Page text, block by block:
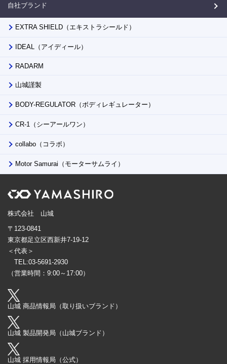
自社ブランド
EXTRA SHIELD（エキストラシールド）
IDEAL（アイディール）
RADARM
山城謹製
BODY-REGULATOR（ボディレギュレーター）
CR-1（シーアールワン）
collabo（コラボ）
Motor Samurai（モーターサムライ）
株式会社 山城
〒123-0841
東京都足立区西新井7-19-12
＜代表＞
TEL:03-5691-2930
（営業時間：9:00～17:00）
山城 商品情報局（取り扱いブランド）
山城 製品開発局（山城ブランド）
山城 採用情報局（公式）